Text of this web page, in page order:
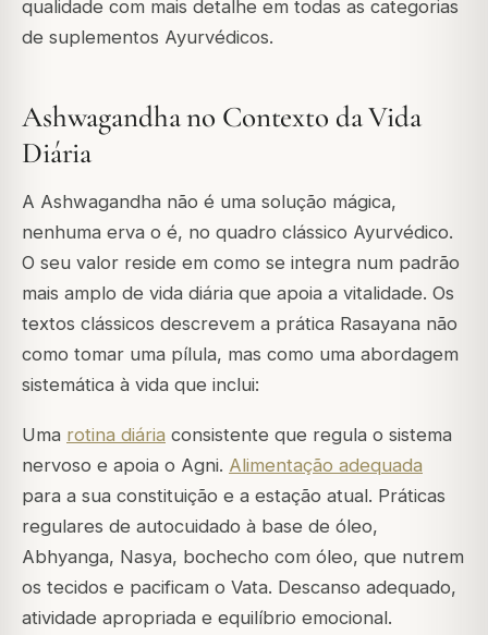
qualidade com mais detalhe em todas as categorias
de suplementos Ayurvédicos.
Ashwagandha no Contexto da Vida
Diária
A Ashwagandha não é uma solução mágica,
nenhuma erva o é, no quadro clássico Ayurvédico.
O seu valor reside em como se integra num padrão
mais amplo de vida diária que apoia a vitalidade. Os
textos clássicos descrevem a prática Rasayana não
como tomar uma pílula, mas como uma abordagem
sistemática à vida que inclui:
Uma rotina diária consistente que regula o sistema
nervoso e apoia o Agni. Alimentação adequada
para a sua constituição e a estação atual. Práticas
regulares de autocuidado à base de óleo,
Abhyanga, Nasya, bochecho com óleo, que nutrem
os tecidos e pacificam o Vata. Descanso adequado,
atividade apropriada e equilíbrio emocional.